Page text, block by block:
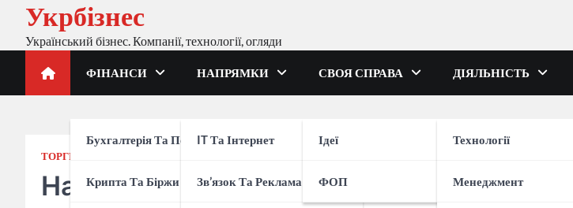
Перейти
вмісту
Укрбізнес
Український бізнес. Компанії, технології, огляди
ФІНАНСИ
Бухгалтерія Та Податки
Крипта Та Біржи
НАПРЯМКИ
IT Та Інтернет
Зв’язок Та Реклама
СВОЯ СПРАВА
Ідеї
ФОП
ДІЯЛЬНІСТЬ
Технології
Менеджмент
ТОРГІВЛЯ, ОНЛАЙН МАГАЗИНИ
На що звертати увагу якщо плануєте